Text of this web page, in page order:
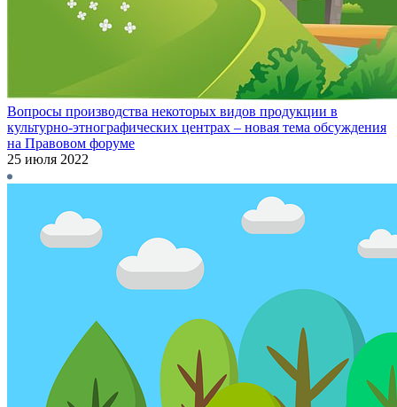
Вопросы производства некоторых видов продукции в
культурно-этнографических центрах – новая тема обсуждения
на Правовом форуме
25 июля 2022